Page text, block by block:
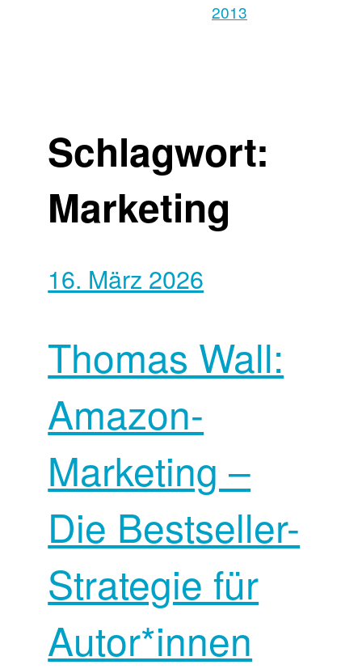
2013
Schlagwort:
Marketing
16. März 2026
Thomas Wall:
Amazon-
Marketing –
Die Bestseller-
Strategie für
Autor*innen